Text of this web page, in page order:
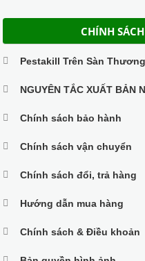
CHÍNH
Pestakill Trên Sàn
NGUYÊN TẮC XUẤT BẢN
Chính sách bảo hành
Chính sách vận chuyển
Chính sách đổi, trả hàng
Hướng dẫn mua hàng
Chính sách & Điều khoản